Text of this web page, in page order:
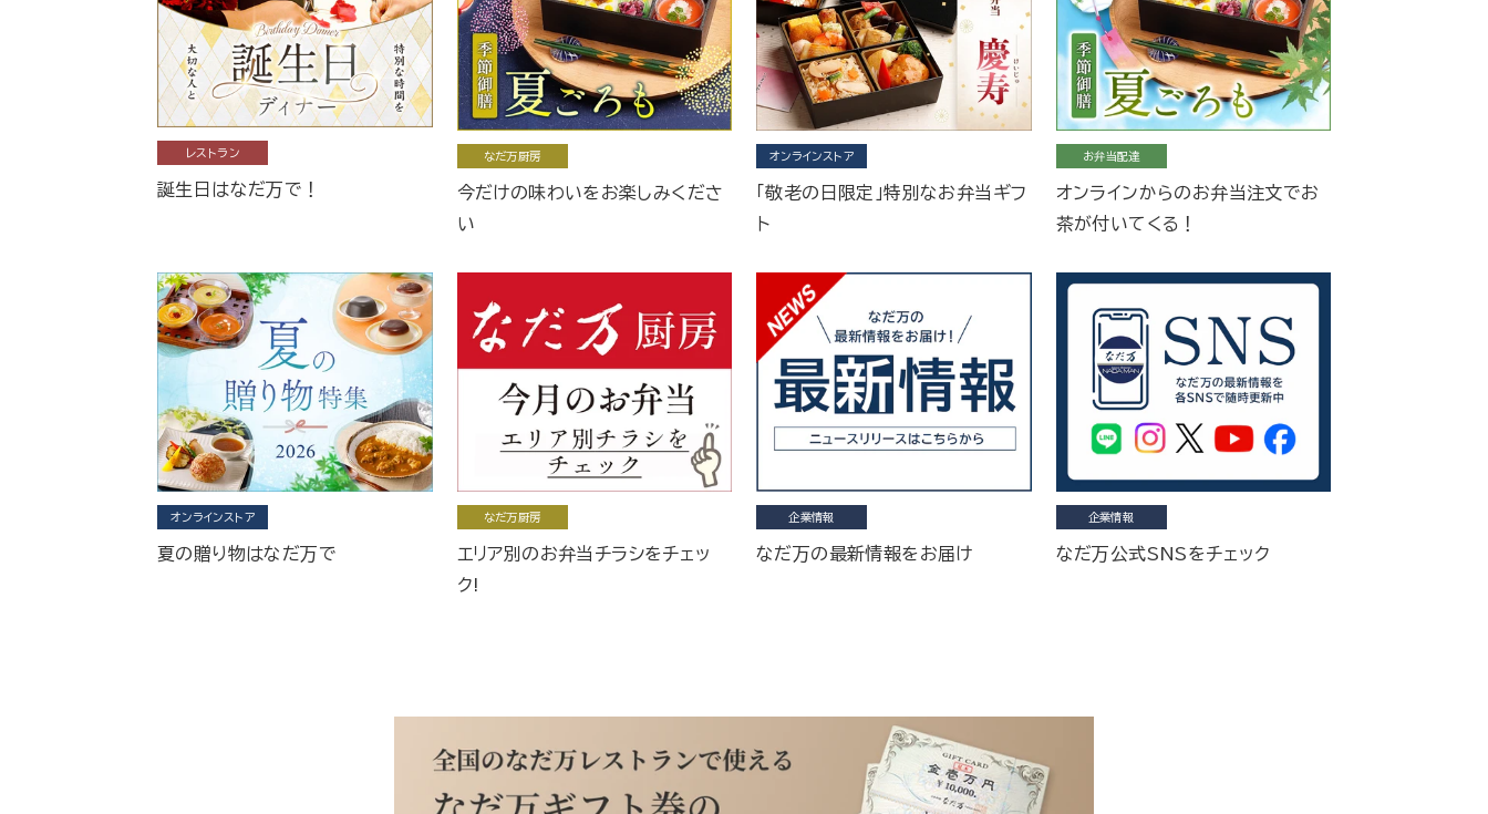
レストラン
誕生日はなだ万で！
なだ万厨房
今だけの味わいをお楽しみくださ
い
オンラインストア
「敬老の日限定」特別なお弁当ギフ
ト
お弁当配達
オンラインからのお弁当注文でお
茶が付いてくる！
オンラインストア
夏の贈り物はなだ万で
なだ万厨房
エリア別のお弁当チラシをチェッ
ク!
企業情報
なだ万の最新情報をお届け
企業情報
なだ万公式SNSをチェック